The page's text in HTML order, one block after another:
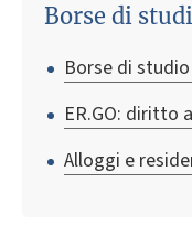
Borse di
Borse di
ER.GO: diritto
Alloggi e